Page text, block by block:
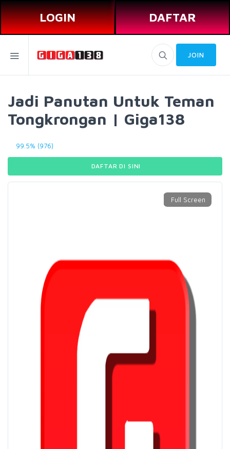
LOGIN DAFTAR
JOIN
Jadi Panutan Untuk Teman
Tongkrongan | Giga138
99.5% (976)
DAFTAR DI SINI